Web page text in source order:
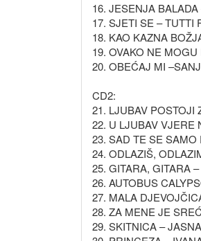
16. JESENJA
17. SJETI SE – TUTTI
18. KAO KAZNA
19. OVAKO NE
20. OBEĆAJ MI
CD2:
21. LJUBAV POSTOJI
22. U LJUBAV VJERE
23. SAD TE SE
24. ODLAZIŠ,
25. GITARA, GITARA
26. AUTOBUS
27. MALA
28. ZA MENE JE
29. SKITNICA –